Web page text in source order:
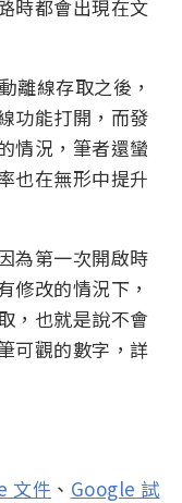
時都會出現在文
離線存取之後，
功能打開，而發
情況，筆者還蠻
也在無形中提升
為第一次開啟時
修改的情況下，
，也就是說不會
可觀的數字，詳
文件 、 Google 試